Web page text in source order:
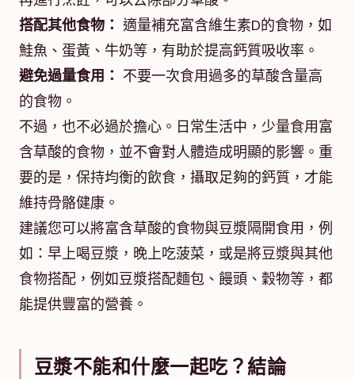
搭配其他食物： 適量補充富含維生素D的食物，如
鮭魚、蛋黃、牛奶等，有助於提高鈣質吸收率。
避免過量食用： 不要一次食用過多的草酸含量高
的食物。
不過，也不必過於擔心。日常生活中，少量食用富
含草酸的食物，並不會對人體造成明顯的影響。重
要的是，保持均衡的飲食，攝取足夠的鈣質，才能
維持骨骼健康。
建議您可以將富含草酸的食物與豆漿隔開食用，例
如：早上喝豆漿，晚上吃菠菜，或是將豆漿與其他
食物搭配，例如豆漿搭配麵包、饅頭、穀物等，都
能提供豐富的營養。
豆漿不能和什麼一起吃？結論